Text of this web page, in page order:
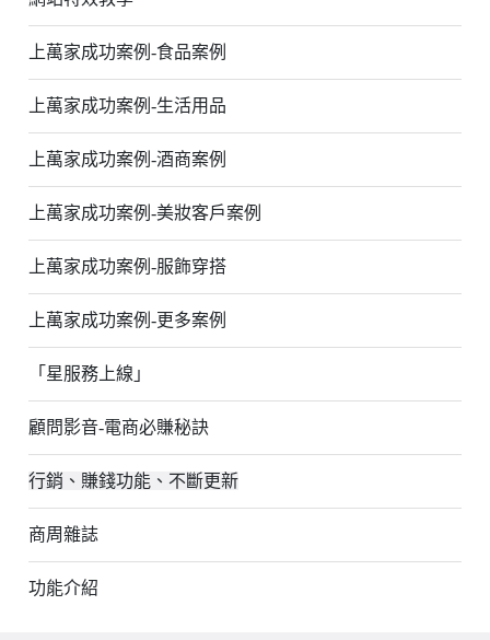
上萬家成功案例-食品案例
上萬家成功案例-生活用品
上萬家成功案例-酒商案例
上萬家成功案例-美妝客戶案例
上萬家成功案例-服飾穿搭
上萬家成功案例-更多案例
「星服務上線」
顧問影音-電商必賺秘訣
行銷、賺錢功能、不斷更新
商周雜誌
功能介紹